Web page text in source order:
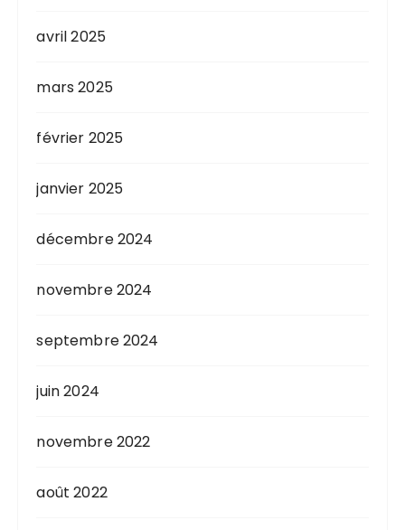
avril 2025
mars 2025
février 2025
janvier 2025
décembre 2024
novembre 2024
septembre 2024
juin 2024
novembre 2022
août 2022